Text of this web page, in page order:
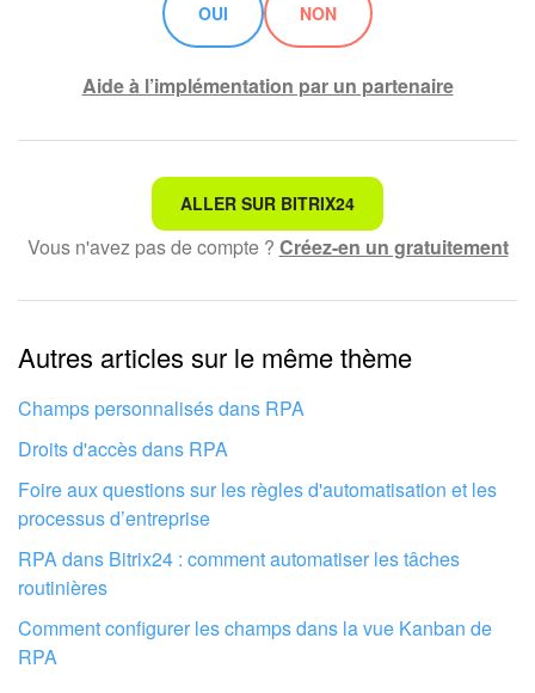
OUI NON
Aide à l’implémentation par un partenaire
Ce n'est pas ce que je recherche
Texte compliqué et incompréhensible
Les informations sont obsolètes
Trop court, j'ai besoin de plus d'informations
Je n'aime pas comment cet outil fonctionne
ALLER SUR BITRIX24
Vous n'avez pas de compte ? Créez-en un gratuitement
Autres articles sur le même thème
Champs personnalisés dans RPA
Droits d'accès dans RPA
Foire aux questions sur les règles d'automatisation et les
processus d’entreprise
RPA dans Bitrix24 : comment automatiser les tâches
routinières
Comment configurer les champs dans la vue Kanban de
RPA